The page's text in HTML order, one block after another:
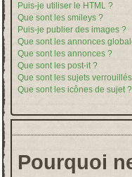
Puis-je utiliser le HTML ?
Que sont les smileys ?
Puis-je publier des images ?
Que sont les annonces
Que sont les annonces ?
Que sont les post-it ?
Que sont les sujets
Que sont les icônes de sujet ?
Pourquoi